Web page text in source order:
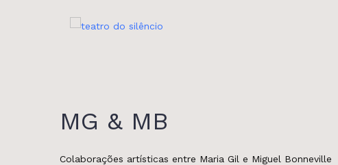
MG & MB
Colaborações artísticas entre Maria Gil e Miguel Bonneville